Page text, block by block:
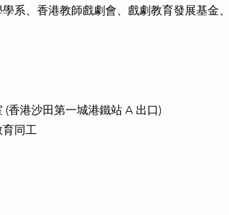
系、香港教師戲劇會、戲劇教育發展基金
(香港沙田第一城港鐵站 A 出口)
育同工